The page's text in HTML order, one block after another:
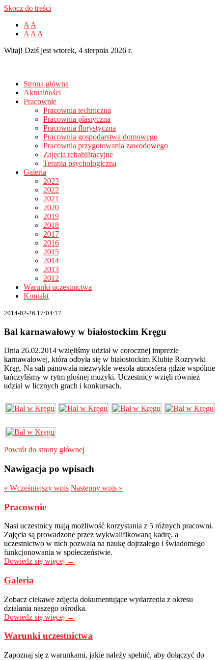
Skocz do treści
A A
A A A
Witaj! Dziś jest wtorek, 4 sierpnia 2026 r.
Strona główna
Aktualności
Pracownie
Pracownia techniczna
Pracownia plastyczna
Pracownia florystyczna
Pracownia gospodarstwa domowego
Pracownia przygotowania zawodowego
Zajęcia rehabilitacyjne
Terapia psychologiczna
Galeria
2023
2022
2021
2020
2019
2018
2017
2016
2015
2014
2013
2012
Warunki uczestnictwa
Kontakt
2014-02-26 17:04:17
Bal karnawałowy w białostockim Kręgu
Dnia 26.02.2014 wzięliśmy udział w corocznej imprezie
karnawałowej, która odbyła się w białostockim Klubie Rozrywki
Krąg. Na sali panowała niezwykle wesoła atmosfera gdzie wspólnie
tańczyliśmy w rytm głośnej muzyki. Uczestnicy wzięli również
udział w licznych grach i konkursach.
Powrót do strony głównej
Nawigacja po wpisach
« Wcześniejszy wpis Następny wpis »
Pracownie
Nasi uczestnicy mają możliwość korzystania z 5 różnych pracowni.
Zajęcia są prowadzone przez wykwalifikowaną kadrę, a
uczestnictwo w nich pozwala na naukę dojrzałego i świadomego
funkcjonowania w społeczeństwie.
Dowiedz się więcej →
Galeria
Zobacz ciekawe zdjęcia dokumentujące wydarzenia z okresu
działania naszego ośrodka.
Dowiedz się więcej →
Warunki uczestnictwa
Zapoznaj się z warunkami, jakie należy spełnić, aby dołączyć do